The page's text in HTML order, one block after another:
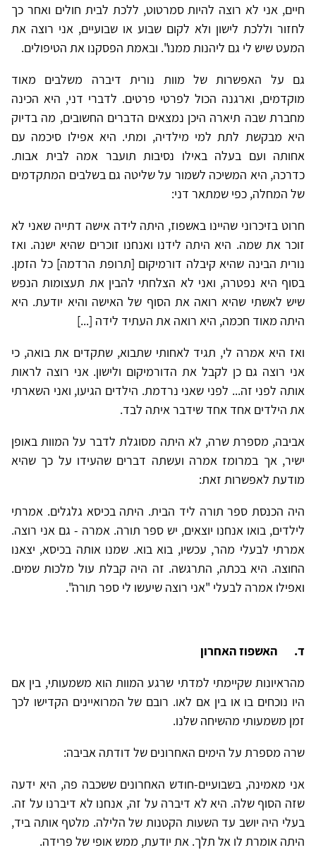
חיים, אני לא רוצה להיות סמרטוט, ללכת לבית חולים ואחר כך
לחזור וללכת לישון ולא לקום שבוע או שבועיים, אני רוצה את
המעט שיש לי גם ליהנות ממנו". ובאמת הפסקנו את הטיפולים.
גם על האפשרות של מוות נורית דיברה משלבים מאוד
מוקדמים, וארגנה הכול לפרטי פרטים. לדברי דני, היא הכינה
מחברת שבה תיארה היכן נמצאים הדברים החשובים, מה בדיוק
היא מבקשת לתת למי מילדיה, ומתי. היא אפילו סיכמה עם
אחותה ועם בעלה באילו נסיבות תועבר אמה לבית אבות.
כדרכה, היא המשיכה לשמור על שליטה גם בשלבים המתקדמים
של המחלה, כפי שמתאר דני:
חרוט בזיכרוני שהיינו באשפוז, היתה לידה אישה דתייה שאני לא
זוכר את שמה. היא היתה לידנו ואנחנו זוכרים שהיא ישנה. ואז
נורית הבינה שהיא קיבלה דורמיקום [תרופת הרדמה] כל הזמן.
בסוף היא נפטרה, ואני לא הצלחתי להבין את תעצומות הנפש
שיש לאשתי שהיא רואה את הסוף של האישה והיא יודעת. היא
היתה מאוד חכמה, היא רואה את העתיד לידה [...]
ואז היא אמרה לי, תגיד לאחותי שתבוא, שתקדים את בואה, כי
אני רוצה גם כן לקבל את הדורמיקום ולישון. אני רוצה לראות
אותה לפני זה... לפני שאני נרדמת. הילדים הגיעו, ואני השארתי
את הילדים אחד אחד שידבר איתה לבד.
אביבה, מספרת שרה, לא היתה מסוגלת לדבר על המוות באופן
ישיר, אך במרומז אמרה ועשתה דברים שהעידו על כך שהיא
מודעת לאפשרות זאת:
היה הכנסת ספר תורה ליד הבית. היתה בכיסא גלגלים. אמרתי
לילדים, בואו אנחנו יוצאים, יש ספר תורה. אמרה - גם אני רוצה.
אמרתי לבעלי מהר, עכשיו, בוא בוא. שמנו אותה בכיסא, יצאנו
החוצה. היא בכתה, התרגשה. זה היה קבלת עול מלכות שמים.
ואפילו אמרה לבעלי "אני רוצה שיעשו לי ספר תורה".
ד. האשפוז האחרון
מהראיונות שקיימתי למדתי שרגע המוות הוא משמעותי, בין אם
היו נוכחים בו או בין אם לאו. רובם של המרואיינים הקדישו לכך
זמן משמעותי מהשיחה שלנו.
שרה מספרת על הימים האחרונים של דודתה אביבה:
אני מאמינה, בשבועיים-חודש האחרונים ששכבה פה, היא ידעה
שזה הסוף שלה. היא לא דיברה על זה, אנחנו לא דיברנו על זה.
בעלי היה יושב עד השעות הקטנות של הלילה. מלטף אותה ביד,
היתה אומרת לו אל תלך. את יודעת, ממש אופי של פרידה.